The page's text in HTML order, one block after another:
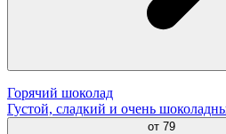
Горячий шоколад
Густой, сладкий и очень
от 79